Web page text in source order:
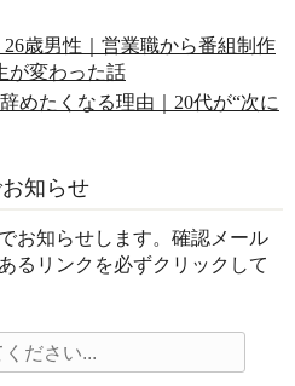
26歳男性｜営業職から番組制作
が変わった話
めたくなる理由｜20代が“次に
知らせ
お知らせします。確認メール
るリンクを必ずクリックして